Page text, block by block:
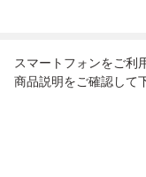
スマートフォンをご利
商品説明をご確認して